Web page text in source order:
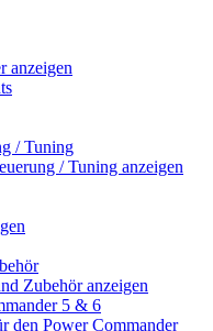
anzeigen
/ Tuning
/ Tuning anzeigen
Zubehör anzeigen
5 & 6
den Power Commander